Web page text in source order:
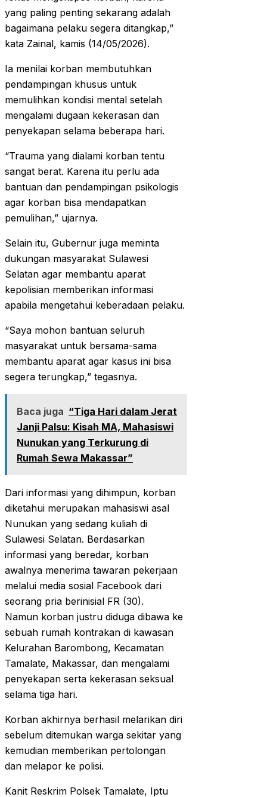
yang paling penting sekarang adalah
bagaimana pelaku segera ditangkap,”
kata Zainal, kamis (14/05/2026).
Ia menilai korban membutuhkan
pendampingan khusus untuk
memulihkan kondisi mental setelah
mengalami dugaan kekerasan dan
penyekapan selama beberapa hari.
“Trauma yang dialami korban tentu
sangat berat. Karena itu perlu ada
bantuan dan pendampingan psikologis
agar korban bisa mendapatkan
pemulihan,” ujarnya.
Selain itu, Gubernur juga meminta
dukungan masyarakat Sulawesi
Selatan agar membantu aparat
kepolisian memberikan informasi
apabila mengetahui keberadaan pelaku.
“Saya mohon bantuan seluruh
masyarakat untuk bersama-sama
membantu aparat agar kasus ini bisa
segera terungkap,” tegasnya.
Baca juga “Tiga Hari dalam Jerat
Janji Palsu: Kisah MA, Mahasiswi
Nunukan yang Terkurung di
Rumah Sewa Makassar”
Dari informasi yang dihimpun, korban
diketahui merupakan mahasiswi asal
Nunukan yang sedang kuliah di
Sulawesi Selatan. Berdasarkan
informasi yang beredar, korban
awalnya menerima tawaran pekerjaan
melalui media sosial Facebook dari
seorang pria berinisial FR (30).
Namun korban justru diduga dibawa ke
sebuah rumah kontrakan di kawasan
Kelurahan Barombong, Kecamatan
Tamalate, Makassar, dan mengalami
penyekapan serta kekerasan seksual
selama tiga hari.
Korban akhirnya berhasil melarikan diri
sebelum ditemukan warga sekitar yang
kemudian memberikan pertolongan
dan melapor ke polisi.
Kanit Reskrim Polsek Tamalate, Iptu